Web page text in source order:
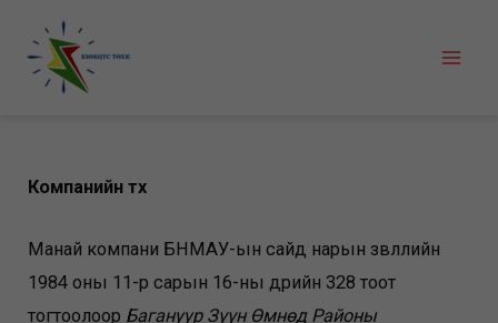
content
Компанийн түүх
Манай компани БНМАУ-ын сайд нарын зөвлөлийн
1984 оны 11-р сарын 16-ны өдрийн 328 тоот
тогтоолоор Багануур Зүүн Өмнөд Районы